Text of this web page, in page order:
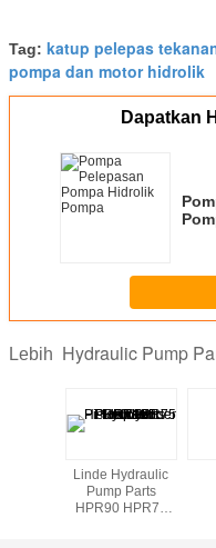
Tag: katup pelepas
pompa dan motor hidrolik
Dapatkan
Lebih Hydraulic Pump
Linde Hydraulic
Pump Parts
HPR90 HPR75